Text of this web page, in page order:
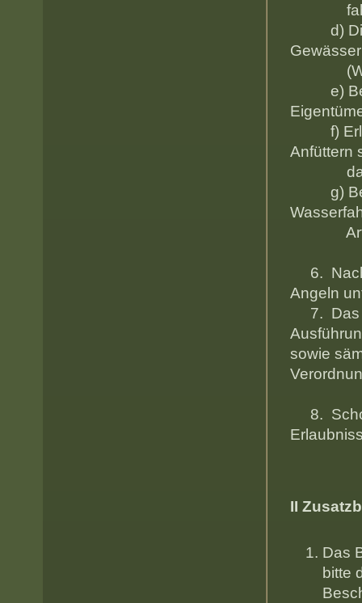
d) Die
Gewässer
e) Bei
f)
Anfüttern
das
g) Bei
Art
6. Nach
7. Das
sowie
8.
II
Das
bitte